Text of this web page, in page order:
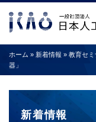
ホーム » 新着情報 » 教育セミ
器」
新着情報